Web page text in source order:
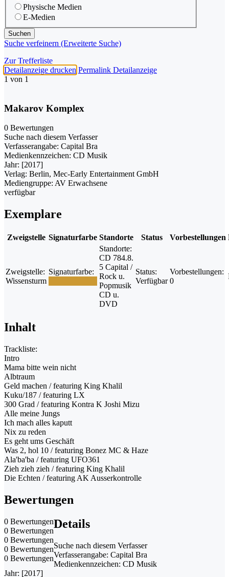
Physische Medien
E-Medien
Suche verfeinern (Erweiterte Suche)
Zur Trefferliste
Detailanzeige drucken Permalink Detailanzeige
1 von 1
Makarov Komplex
0 Bewertungen
Suche nach diesem Verfasser
Verfasserangabe: Capital Bra
Medienkennzeichen: CD Musik
Jahr: [2017]
Verlag: Berlin, Mec-Early Entertainment GmbH
Mediengruppe: AV Erwachsene
verfügbar
Exemplare
Zweigstelle Signaturfarbe Standorte Status Vorbestellungen
Zweigstelle:
Wissensturm
Signaturfarbe:
Standorte:
CD 784.8.
5 Capital /
Rock u.
Popmusik
CD u.
DVD
Status:
Verfügbar
Vorbestellungen:
0
Inhalt
Trackliste:
Intro
Mama bitte wein nicht
Albtraum
Geld machen / featuring King Khalil
Kuku/187 / featuring LX
300 Grad / featuring Kontra K Joshi Mizu
Alle meine Jungs
Ich mach alles kaputt
Nix zu reden
Es geht ums Geschäft
Was 2, hol 10 / featuring Bonez MC & Haze
Ala'ba'ba / featuring UFO361
Zieh zieh zieh / featuring King Khalil
Die Echten / featuring AK Ausserkontrolle
Bewertungen
0 Bewertungen
0 Bewertungen
0 Bewertungen
0 Bewertungen
0 Bewertungen
Details
Suche nach diesem Verfasser
Verfasserangabe: Capital Bra
Medienkennzeichen: CD Musik
Jahr: [2017]